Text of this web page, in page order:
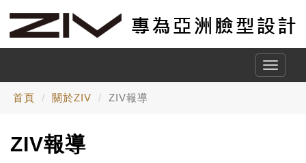
Toggle
首頁 關於ZIV ZIV報導
ZIV報導